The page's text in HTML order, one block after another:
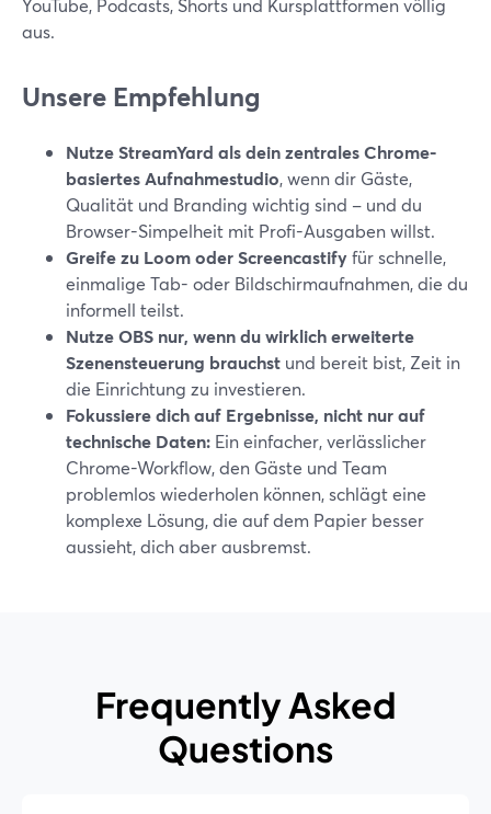
YouTube, Podcasts, Shorts und Kursplattformen völlig
aus.
Unsere Empfehlung
Nutze StreamYard als dein zentrales Chrome-
basiertes Aufnahmestudio, wenn dir Gäste,
Qualität und Branding wichtig sind – und du
Browser-Simpelheit mit Profi-Ausgaben willst.
Greife zu Loom oder Screencastifyfür schnelle,
einmalige Tab- oder Bildschirmaufnahmen, die du
informell teilst.
Nutze OBS nur, wenn du wirklich erweiterte
Szenensteuerung brauchst und bereit bist, Zeit in
die Einrichtung zu investieren.
Fokussiere dich auf Ergebnisse, nicht nur auf
technische Daten: Ein einfacher, verlässlicher
Chrome-Workflow, den Gäste und Team
problemlos wiederholen können, schlägt eine
komplexe Lösung, die auf dem Papier besser
aussieht, dich aber ausbremst.
Frequently Asked
Questions